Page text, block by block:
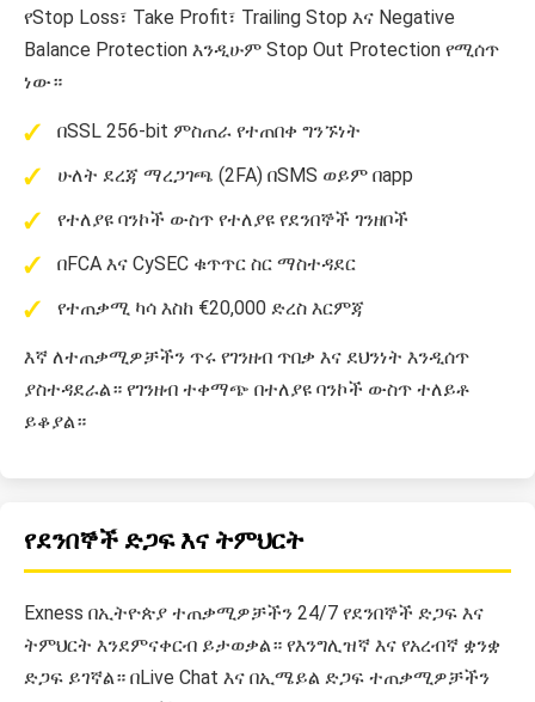
የStop Loss፣ Take Profit፣ Trailing Stop እና Negative
Balance Protection እንዲሁም Stop Out Protection የሚሰጥ
ነው።
በSSL 256-bit ምስጠራ የተጠበቀ ግንኙነት
ሁለት ደረጃ ማረጋገጫ (2FA) በSMS ወይም በapp
የተለያዩ ባንኮች ውስጥ የተለያዩ የደንበኞች ገንዘቦች
በFCA እና CySEC ቁጥጥር ስር ማስተዳደር
የተጠቃሚ ካሳ እስከ €20,000 ድረስ እርምጃ
እኛ ለተጠቃሚዎቻችን ጥሩ የገንዘብ ጥበቃ እና ደህንነት እንዲሰጥ
ያስተዳደራል። የገንዘብ ተቀማጭ በተለያዩ ባንኮች ውስጥ ተለይቶ
ይቆያል።
የደንበኞች ድጋፍ እና ትምህርት
Exness በኢትዮጵያ ተጠቃሚዎቻችን 24/7 የደንበኞች ድጋፍ እና
ትምህርት እንደምናቀርብ ይታወቃል። የእንግሊዝኛ እና የአረብኛ ቋንቋ
ድጋፍ ይገኛል። በLive Chat እና በኢሜይል ድጋፍ ተጠቃሚዎቻችን